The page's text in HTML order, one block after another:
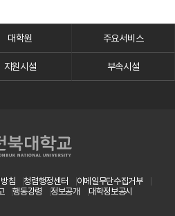
대학원 주요서비스
지원시설 부속시설
침 청렴행정센터
이메일무단수집거부
행동강령 정보공개 대학정보공시